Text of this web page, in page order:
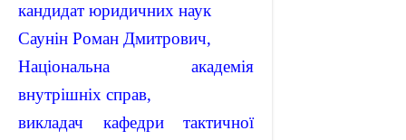
кандидат юридичних наук
Саунін Роман Дмитрович,
Національна академія
внутрішніх справ,
викладач кафедри тактичної